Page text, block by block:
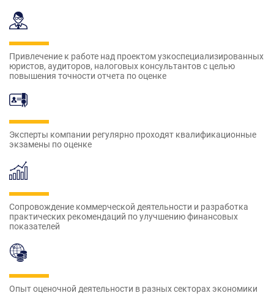
Привлечение к работе над проектом узкоспециализированных
юристов, аудиторов, налоговых консультантов с целью
повышения точности отчета по оценке
Эксперты компании регулярно проходят квалификационные
экзамены по оценке
Сопровождение коммерческой деятельности и разработка
практических рекомендаций по улучшению финансовых
показателей
Опыт оценочной деятельности в разных секторах экономики